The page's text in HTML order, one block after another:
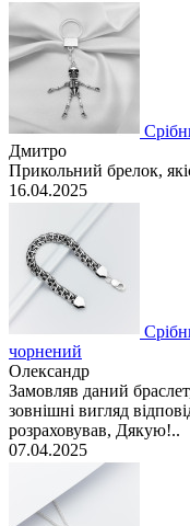
Дмитро
Прикольний брелок,
16.04.2025
чорнений
Олександр
Замовляв даний
зовнішні вигляд
розраховував, Дякую!..
07.04.2025